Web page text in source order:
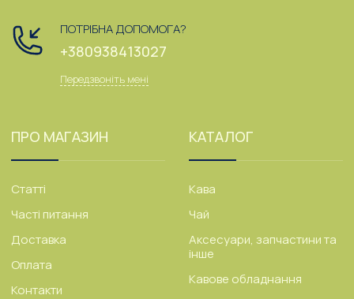
ПОТРІБНА ДОПОМОГА?
+380938413027
Передзвоніть мені
ПРО МАГАЗИН
Статті
Часті питання
Доставка
Оплата
Контакти
КАТАЛОГ
Кава
Чай
Аксесуари, запчастини та
інше
Кавове обладнання